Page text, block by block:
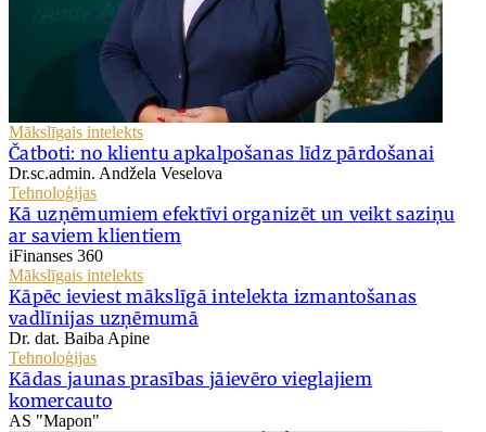
Mākslīgais intelekts
Čatboti: no klientu apkalpošanas līdz pārdošanai
Dr.sc.admin. Andžela Veselova
Tehnoloģijas
Kā uzņēmumiem efektīvi organizēt un veikt saziņu
ar saviem klientiem
iFinanses 360
Mākslīgais intelekts
Kāpēc ieviest mākslīgā intelekta izmantošanas
vadlīnijas uzņēmumā
Dr. dat. Baiba Apine
Tehnoloģijas
Kādas jaunas prasības jāievēro vieglajiem
komercauto
AS "Mapon"